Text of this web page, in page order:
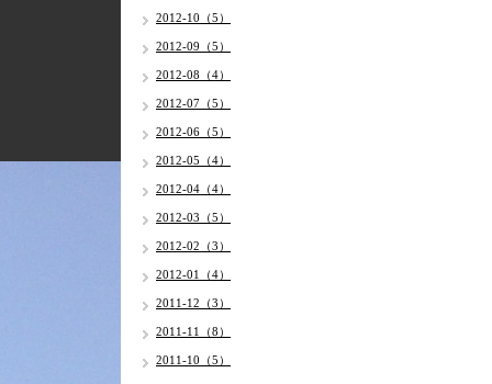
2012-10（5）
2012-09（5）
2012-08（4）
2012-07（5）
2012-06（5）
2012-05（4）
2012-04（4）
2012-03（5）
2012-02（3）
2012-01（4）
2011-12（3）
2011-11（8）
2011-10（5）